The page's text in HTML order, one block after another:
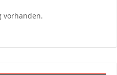
vorhanden.